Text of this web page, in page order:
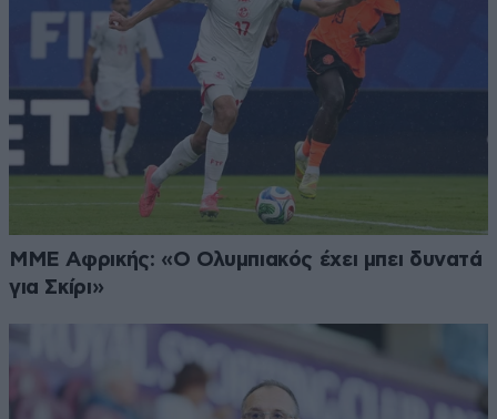
ΜΜΕ Αφρικής: «Ο Ολυμπιακός έχει μπει δυνατά
για Σκίρι»